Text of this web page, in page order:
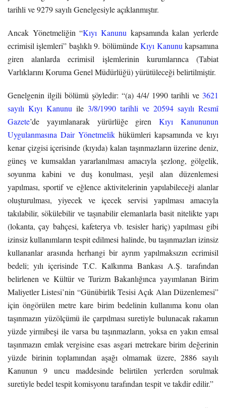
tarihli ve 9279 sayılı Genelgesiyle açıklanmıştır.
Ancak Yönetmeliğin “Kıyı Kanunu kapsamında kalan yerlerde
ecrimisil işlemleri” başlıklı 9. bölümündeKıyı Kanunu kapsamına
giren alanlarda ecrimisil işlemlerinin kurumlarınca (Tabiat
Varlıklarını Koruma Genel Müdürlüğü) yürütüleceği belirtilmiştir.
Genelgenin ilgili bölümü şöyledir: “(a) 4/4/ 1990 tarihli ve 3621
sayılı Kıyı Kanunu ile 3/8/1990 tarihli ve 20594 sayılı Resmî
Gazete’de yayımlanarak yürürlüğe girenKıyı Kanununun
Uygulanmasına Dair Yönetmelik hükümleri kapsamında ve kıyı
kenar çizgisi içerisinde (kıyıda) kalan taşınmazların üzerine deniz,
güneş ve kumsaldan yararlanılması amacıyla şezlong, gölgelik,
soyunma kabini ve duş konulması, yeşil alan düzenlemesi
yapılması, sportif ve eğlence aktivitelerinin yapılabileceği alanlar
oluşturulması, yiyecek ve içecek servisi yapılması amacıyla
takılabilir, sökülebilir ve taşınabilir elemanlarla basit nitelikte yapı
(lokanta, çay bahçesi, kafeterya vb. tesisler hariç) yapılması gibi
izinsiz kullanımların tespit edilmesi halinde, bu taşınmazları izinsiz
kullananlar arasında herhangi bir ayrım yapılmaksızın ecrimisil
bedeli; yılı içerisinde T.C. Kalkınma Bankası A.Ş. tarafından
belirlenen ve Kültür ve Turizm Bakanlığınca yayımlanan Birim
Maliyetler Listesi’nin “Günübirlik Tesisi Açık Alan Düzenlemesi”
için öngörülen metre kare birim bedelinin kullanıma konu olan
taşınmazın yüzölçümü ile çarpılması suretiyle bulunacak rakamın
yüzde yirmibeşi ile varsa bu taşınmazların, yoksa en yakın emsal
taşınmazın emlak vergisine esas asgari metrekare birim değerinin
yüzde birinin toplamından aşağı olmamak üzere, 2886 sayılı
Kanunun 9 uncu maddesinde belirtilen yerlerden sorulmak
suretiyle bedel tespit komisyonu tarafından tespit ve takdir edilir.”